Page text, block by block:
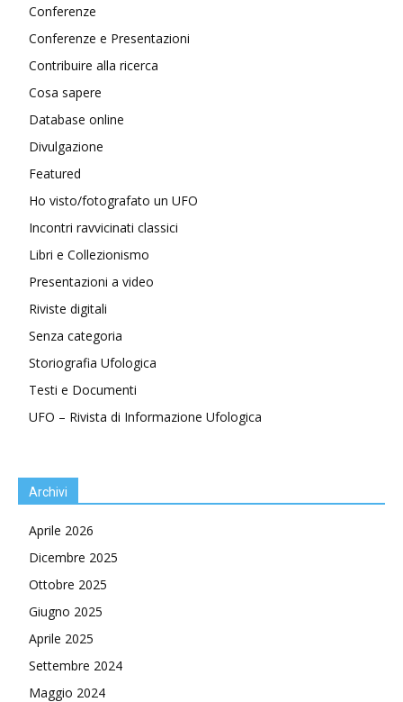
Conferenze
Conferenze e Presentazioni
Contribuire alla ricerca
Cosa sapere
Database online
Divulgazione
Featured
Ho visto/fotografato un UFO
Incontri ravvicinati classici
Libri e Collezionismo
Presentazioni a video
Riviste digitali
Senza categoria
Storiografia Ufologica
Testi e Documenti
UFO – Rivista di Informazione Ufologica
Archivi
Aprile 2026
Dicembre 2025
Ottobre 2025
Giugno 2025
Aprile 2025
Settembre 2024
Maggio 2024